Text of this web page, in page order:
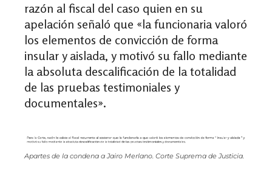
razón al fiscal del caso quien en su
apelación señaló que «la funcionaria valoró
los elementos de convicción de forma
insular y aislada, y motivó su fallo mediante
la absoluta descalificación de la totalidad
de las pruebas testimoniales y
documentales».
Apartes de la condena a Jairo Merlano. Corte Suprema de Justicia.